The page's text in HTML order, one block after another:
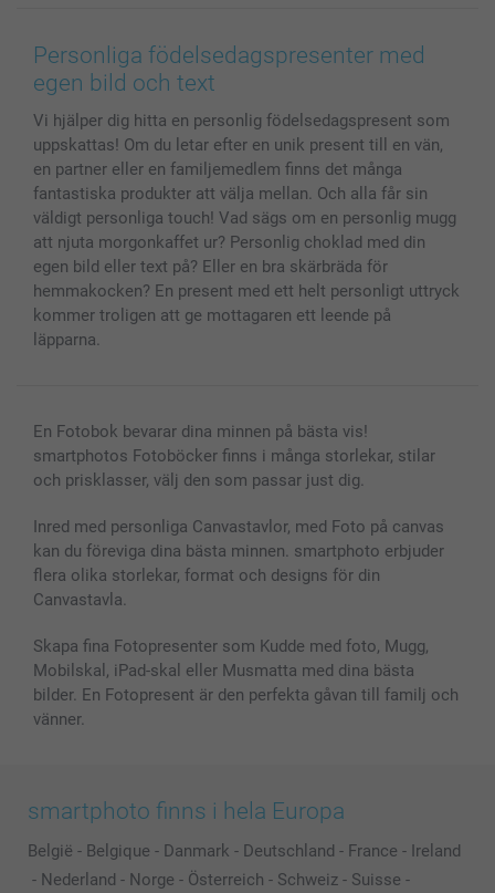
Bilder, Fotoförstoring & Fotohäften
Skal till Mobil & Surfplatta
Fotoalmanackor & Fotoagenda
Fotoramar & Tillbehör
Presentkort
Alla fotoprodukter
Cookie Policy
Sitemap
Investor Relations
smartgaranti
smartbonus
Status på beställningar
Personliga födelsedagspresenter med
egen bild och text
Vi hjälper dig hitta en personlig födelsedagspresent som
uppskattas! Om du letar efter en unik present till en vän,
en partner eller en familjemedlem finns det många
fantastiska produkter att välja mellan. Och alla får sin
väldigt personliga touch! Vad sägs om en personlig mugg
att njuta morgonkaffet ur? Personlig choklad med din
egen bild eller text på? Eller en bra skärbräda för
hemmakocken? En present med ett helt personligt uttryck
kommer troligen att ge mottagaren ett leende på
läpparna.
En Fotobok bevarar dina minnen på bästa vis!
smartphotos Fotoböcker finns i många storlekar, stilar
och prisklasser, välj den som passar just dig.
Inred med personliga Canvastavlor, med Foto på canvas
kan du föreviga dina bästa minnen. smartphoto erbjuder
flera olika storlekar, format och designs för din
Canvastavla.
Skapa fina Fotopresenter som Kudde med foto, Mugg,
Mobilskal, iPad-skal eller Musmatta med dina bästa
bilder. En Fotopresent är den perfekta gåvan till familj och
vänner.
smartphoto finns i hela Europa
België - Belgique - Danmark - Deutschland - France - Ireland
- Nederland - Norge - Österreich - Schweiz - Suisse -